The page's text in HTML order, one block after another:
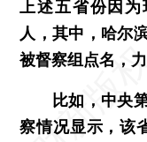
上述五省份因
人，其中，哈尔
被督察组点名，力
比如，中央第
察情况显示，该